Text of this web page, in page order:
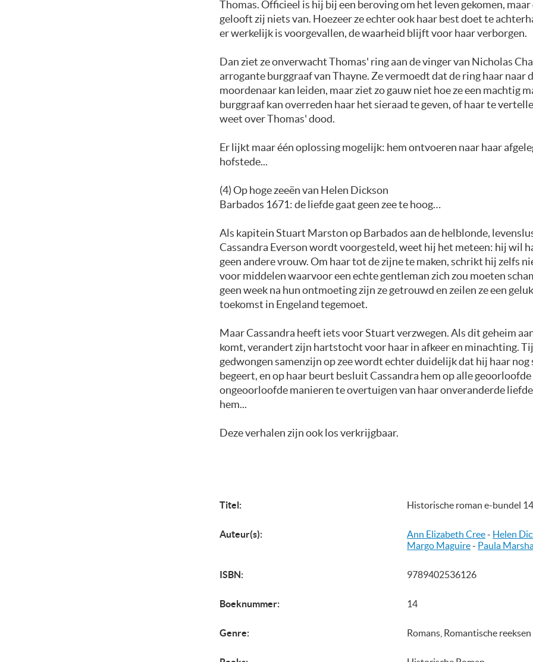
Thomas. Officieel is hij bij een beroving om het leven gekomen, maar
gelooft zij niets van. Hoezeer ze echter ook haar best doet te
er werkelijk is voorgevallen, de waarheid blijft voor haar verborgen.
Dan ziet ze onverwacht Thomas' ring aan de vinger van Nicholas
arrogante burggraaf van Thayne. Ze vermoedt dat de ring haar naar
moordenaar kan leiden, maar ziet zo gauw niet hoe ze een machtig
burggraaf kan overreden haar het sieraad te geven, of haar te
weet over Thomas' dood.
Er lijkt maar één oplossing mogelijk: hem ontvoeren naar haar
hofstede...
(4) Op hoge zeeën van Helen Dickson
Barbados 1671: de liefde gaat geen zee te hoog…
Als kapitein Stuart Marston op Barbados aan de helblonde,
Cassandra Everson wordt voorgesteld, weet hij het meteen: hij wil
geen andere vrouw. Om haar tot de zijne te maken, schrikt hij zelfs
voor middelen waarvoor een echte gentleman zich zou moeten
geen week na hun ontmoeting zijn ze getrouwd en zeilen ze een
toekomst in Engeland tegemoet.
Maar Cassandra heeft iets voor Stuart verzwegen. Als dit geheim
komt, verandert zijn hartstocht voor haar in afkeer en minachting.
gedwongen samenzijn op zee wordt echter duidelijk dat hij haar nog
begeert, en op haar beurt besluit Cassandra hem op alle geoorloofde
ongeoorloofde manieren te overtuigen van haar onveranderde
hem...
Deze verhalen zijn ook los verkrijgbaar.
Titel: Historische roman e-bundel
Auteur(s): Ann Elizabeth Cree- Helen
Margo Maguire- Paula
ISBN: 9789402536126
Boeknummer: 14
Genre: Romans, Romantische reeksen